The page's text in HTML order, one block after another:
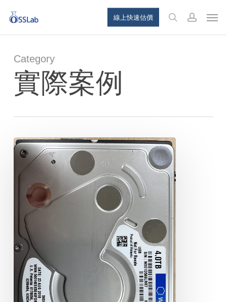
線上快速估價
searchaccount
Category
實際案例
WD
WD40NMZW
4TB